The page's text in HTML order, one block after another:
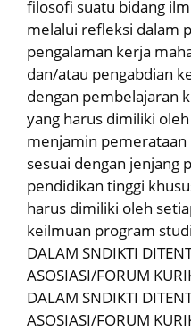
filosofi suatu bidang
melalui refleksi dalam
pengalaman kerja
dan/atau pengabdian
dengan pembelajaran
yang harus dimiliki
menjamin
sesuai dengan jenjang
pendidikan tinggi
harus dimiliki oleh
keilmuan program
DALAM SNDIKTI
ASOSIASI/FORUM
DALAM SNDIKTI
ASOSIASI/FORUM